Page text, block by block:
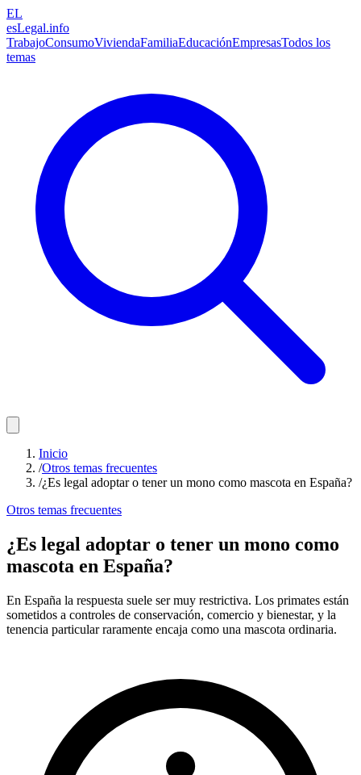
EL
esLegal.info
TrabajoConsumoViviendaFamiliaEducaciónEmpresasTodos los
temas
Inicio
/Otros temas frecuentes
/¿Es legal adoptar o tener un mono como mascota en España?
Otros temas frecuentes
¿Es legal adoptar o tener un mono como
mascota en España?
En España la respuesta suele ser muy restrictiva. Los primates están
sometidos a controles de conservación, comercio y bienestar, y la
tenencia particular raramente encaja como una mascota ordinaria.